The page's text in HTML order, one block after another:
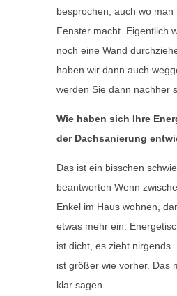
besprochen, auch wo man
Fenster macht. Eigentlich
noch eine Wand
haben wir dann auch
werden Sie dann nachher
Wie haben sich Ihre
der Dachsanierung
Das ist ein bisschen
beantworten Wenn
Enkel im Haus wohnen,
etwas mehr ein.
ist dicht, es zieht
ist größer wie vorher. Das
klar sagen.